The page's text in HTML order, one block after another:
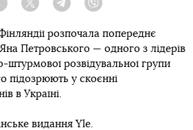
Twitter TelegramViber
розпочала попереднє
Петровського — одного з лідерів
штурмової розвідувальної групи
підозрюють у скоєнні
в Україні.
видання Yle.